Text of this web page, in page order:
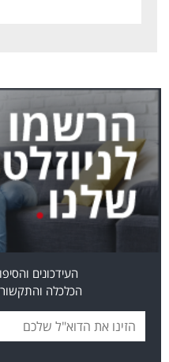
העידכונים
הכלכלה